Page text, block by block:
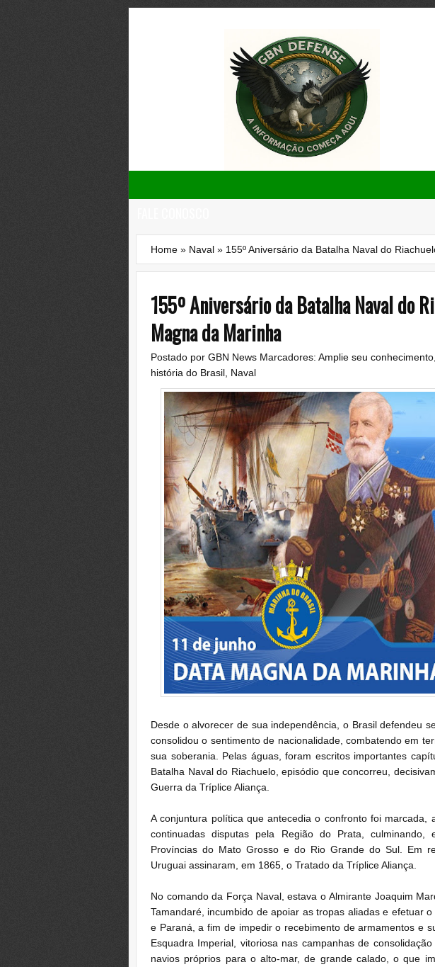
Home » Naval » 155º Aniversário da Batalha Naval do
155º Aniversário da Batalha Naval do
Magna da Marinha
Postado por GBN News Marcadores: Amplie seu conhecimento
história do Brasil Naval
Desde o alvorecer de sua independência, o Brasil defendeu
consolidou o sentimento de nacionalidade, combatendo em
sua soberania. Pelas águas, foram escritos importantes
Batalha Naval do Riachuelo, episódio que concorreu,
Guerra da Tríplice Aliança.
A conjuntura política que antecedia o confronto foi marcada,
continuadas disputas pela Região do Prata,
Províncias do Mato Grosso e do Rio Grande do Sul. Em
Uruguai assinaram, em 1865, o Tratado da Tríplice Aliança.
No comando da Força Naval, estava o Almirante Joaquim
Tamandaré, incumbido de apoiar as tropas aliadas e efetuar
e Paraná, a fim de impedir o recebimento de armamentos e
Esquadra Imperial, vitoriosa nas campanhas de
navios próprios para o alto-mar, de grande calado, o que